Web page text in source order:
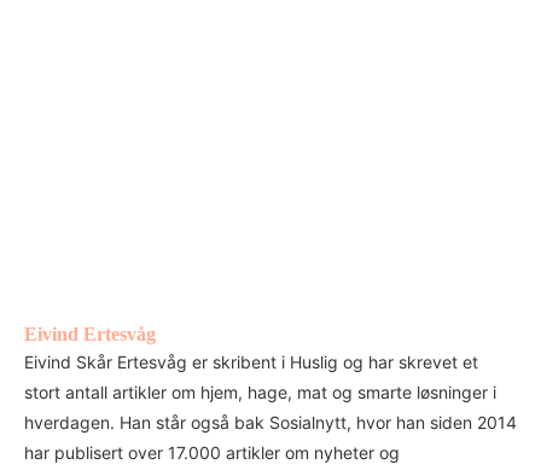
Eivind Ertesvåg
Eivind Skår Ertesvåg er skribent i Huslig og har skrevet et
stort antall artikler om hjem, hage, mat og smarte løsninger i
hverdagen. Han står også bak Sosialnytt, hvor han siden 2014
har publisert over 17.000 artikler om nyheter og